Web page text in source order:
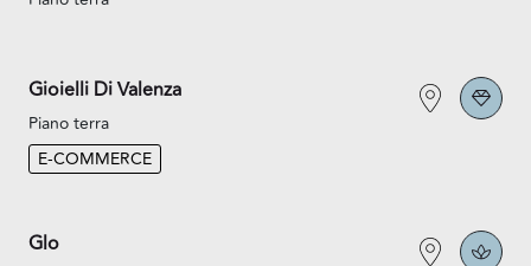
Gioielli Di Valenza
Piano terra
E-COMMERCE
Glo